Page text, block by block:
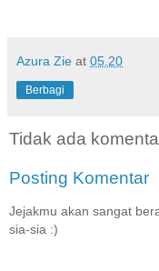
Azura Zie at 05.20
Berbagi
Tidak ada
Posting Komentar
Jejakmu akan sangat
sia-sia :)